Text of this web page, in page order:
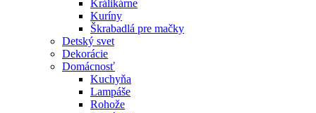
Králikárne
Kuríny
Škrabadlá pre mačky
Detský svet
Dekorácie
Domácnosť
Kuchyňa
Lampáše
Rohože